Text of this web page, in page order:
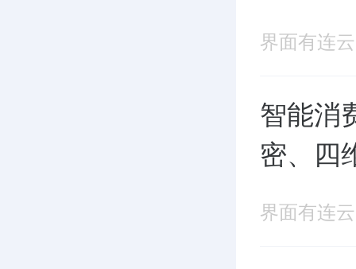
界面有连云
智能消
密、四
界面有连云